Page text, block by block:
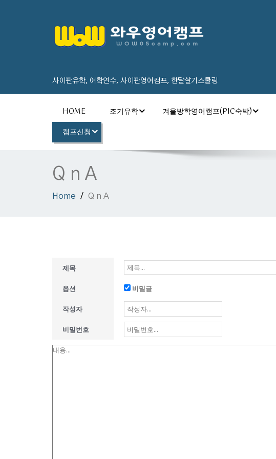
사이판유학, 어학연수, 사이판영어캠프, 한달살기스쿨링
HOME 조기유학 겨울방학영어캠프(PIC숙박)
캠프신청
Q n A
Home Q n A
제목
옵션 비밀글
작성자
비밀번호